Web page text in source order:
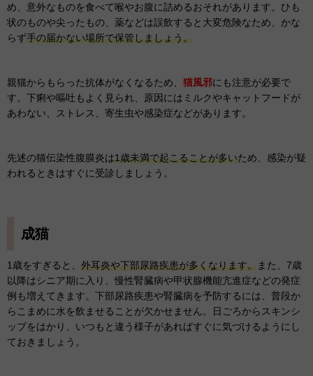
め、意外なものを食べて喉やお腹に詰めるおそれがあります。ひも
状のものや尖ったもの、薬などは誤飲すると大変危険なため、かな
らず手の届かない場所で保管しましょう。
親猫からもらった抗体がなくなるため、 猫風邪にも注意が必要で
す。下痢や嘔吐もよく見られ、原因にはミルクやキャットフードが
あわない、ストレス、寄生虫や感染症などがあります。
先述の猫伝染性腹膜炎は1歳未満で起こることが多いため、感染が疑
われるときはすぐに受診しましょう。
成猫
1歳をすぎると、 外耳炎や下部尿路疾患が多くなります。また、7歳
以降はシニア期に入り、慢性腎臓病や甲状腺機能亢進症などの発症
例も増えてきます。下部尿路疾患や腎臓病を予防するには、普段か
らこまめに水を飲ませることが欠かせません。日ごろからスキンシ
ップをはかり、いつもと違う様子があればすぐに気づけるようにし
ておきましょう。